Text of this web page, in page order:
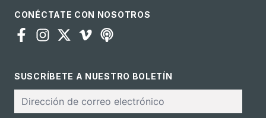
CONÉCTATE CON NOSOTROS
SUSCRÍBETE A NUESTRO BOLETÍN
electrónico